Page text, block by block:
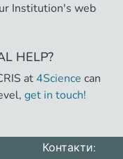
Institution's web
HELP?
at 4Science can
get in touch!
Контакти: